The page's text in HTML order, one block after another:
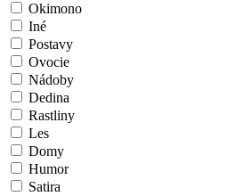
Okimono
Iné
Postavy
Ovocie
Nádoby
Dedina
Rastliny
Les
Domy
Humor
Satira